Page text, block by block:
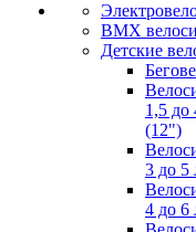
BMX
Детские
1,5 до
(12")
3 до 5
4 до 6